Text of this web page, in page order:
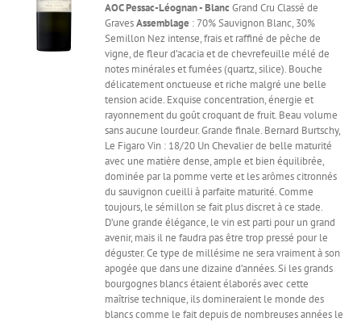
AOC Pessac-Léognan - Blanc Grand Cru Classé de
GravesAssemblage : 70% Sauvignon Blanc, 30%
Semillon Nez intense, frais et raffiné de pêche de
vigne, de fleur d’acacia et de chevrefeuille mélé de
notes minérales et fumées (quartz, silice). Bouche
délicatement onctueuse et riche malgré une belle
tension acide. Exquise concentration, énergie et
rayonnement du goût croquant de fruit. Beau volume
sans aucune lourdeur. Grande finale. Bernard Burtschy,
Le Figaro Vin : 18/20 Un Chevalier de belle maturité
avec une matière dense, ample et bien équilibrée,
dominée par la pomme verte et les arômes citronnés
du sauvignon cueilli à parfaite maturité. Comme
toujours, le sémillon se fait plus discret à ce stade.
D’une grande élégance, le vin est parti pour un grand
avenir, mais il ne faudra pas être trop pressé pour le
déguster. Ce type de millésime ne sera vraiment à son
apogée que dans une dizaine d’années. Si les grands
bourgognes blancs étaient élaborés avec cette
maîtrise technique, ils domineraient le monde des
blancs comme le fait depuis de nombreuses années le